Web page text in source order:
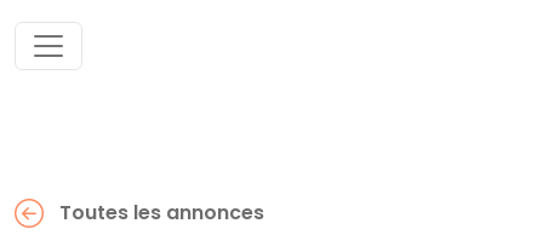
Toutes les annonces